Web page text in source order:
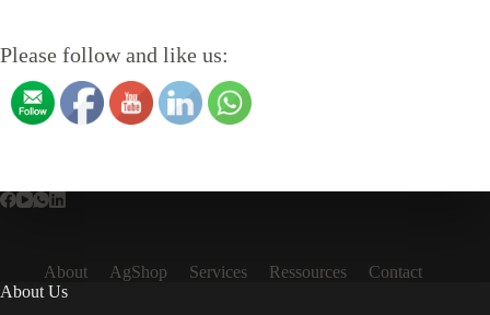
Please follow and like us:
About AgShop Services Ressources
Contact
About Us